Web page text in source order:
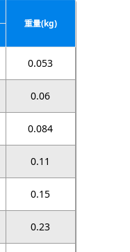
重量(kg)
0.053
0.06
0.084
0.11
0.15
0.23